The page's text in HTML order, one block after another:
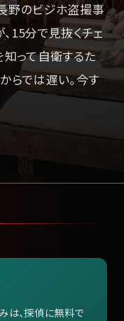
野のビジホ盗撮事
15分で見抜くチェ
知って自衛するた
らでは遅い。今す
は、探偵に無料で